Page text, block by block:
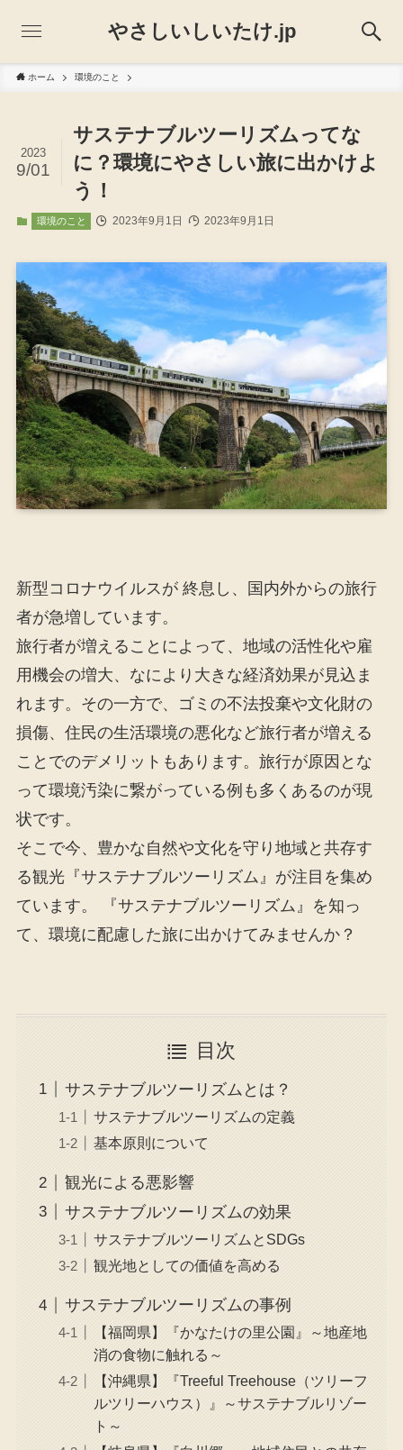
やさしいしいたけ.jp
ホーム 環境のこと
サステナブルツーリズムってな
に？環境にやさしい旅に出かけよ
う！
2023
9/01
環境のこと 2023年9月1日 2023年9月1日
新型コロナウイルスが 終息し、国内外からの旅行
者が急増しています。
旅行者が増えることによって、地域の活性化や雇
用機会の増大、なにより大きな経済効果が見込ま
れます。その一方で、ゴミの不法投棄や文化財の
損傷、住民の生活環境の悪化など旅行者が増える
ことでのデメリットもあります。旅行が原因とな
って環境汚染に繋がっている例も多くあるのが現
状です。
そこで今、豊かな自然や文化を守り地域と共存す
る観光『サステナブルツーリズム』が注目を集め
ています。 『サステナブルツーリズム』を知っ
て、環境に配慮した旅に出かけてみませんか？
目次
サステナブルツーリズムとは？
サステナブルツーリズムの定義
基本原則について
観光による悪影響
サステナブルツーリズムの効果
サステナブルツーリズムとSDGs
観光地としての価値を高める
サステナブルツーリズムの事例
【福岡県】『かなたけの里公園』～地産地
消の食物に触れる～
【沖縄県】『Treeful Treehouse（ツリーフ
ルツリーハウス）』～サステナブルリゾー
ト～